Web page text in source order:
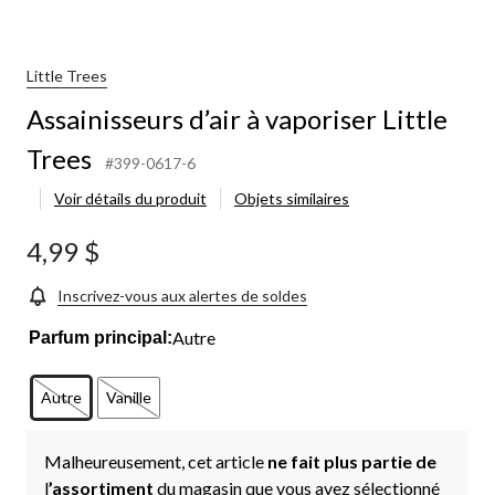
Little Trees
Assainisseurs d’air à vaporiser Little
Trees
#399-0617-6
Voir détails du produit
Objets similaires
4,99 $
Inscrivez-vous aux alertes de soldes
Parfum principal:Autre
Autre Vanille
Malheureusement, cet article ne fait plus partie de
l’assortiment du magasin que vous avez sélectionné